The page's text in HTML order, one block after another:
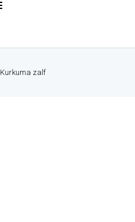
Kurkuma zalf